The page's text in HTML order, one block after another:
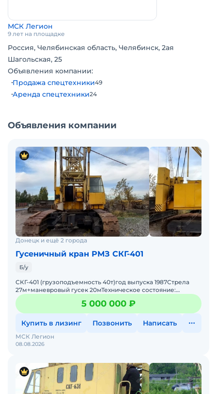
МСК Легион
9 лет на площадке
Россия, Челябинская область, Челябинск, 2ая
Шагольская, 25
Объявления компании:
Продажа спецтехники49
Аренда спецтехники24
Объявления компании
Донецк и ещё 2 города
Гусеничный кран РМЗ СКГ-401
Б/у
СКГ-401 (грузоподъемность 40т)год выпуска 1987Стрела
27м+маневровый гусек 20мТехническое состояние:
отличноеСтоимость 5 000 000 рублей (без НДС).
5 000 000 ₽
Купить в лизинг Позвонить Написать
08.08.2026
МСК Легион